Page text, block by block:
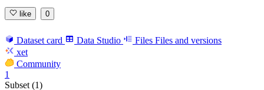
like 0
Dataset card Data Studio Files Files and versions
xet
Community
1
Subset (1)